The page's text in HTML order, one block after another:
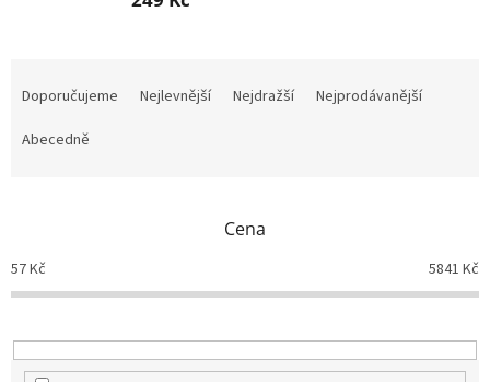
o
d
k
t
Doporučujeme Nejlevnější Nejdražší
Nejprodávanější
Abecedně
Cena
57Kč 5841 Kč